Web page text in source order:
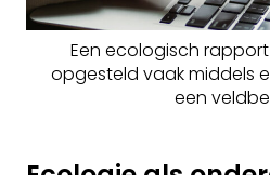
Een ecologisch
opgesteld vaak middels
een